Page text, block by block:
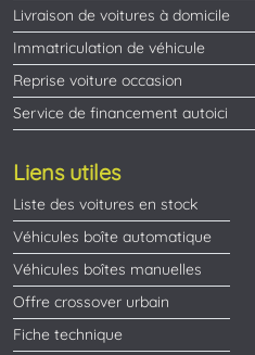
Livraison de voitures à domicile
Immatriculation de véhicule
Reprise voiture occasion
Service de financement autoici
Liens utiles
Liste des voitures en stock
Véhicules boîte automatique
Véhicules boîtes manuelles
Offre crossover urbain
Fiche technique